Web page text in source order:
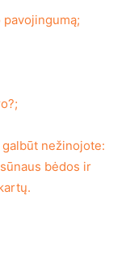
nežinojote:
bėdos ir